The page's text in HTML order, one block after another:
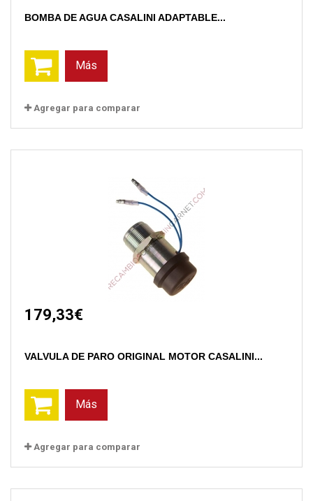
BOMBA DE AGUA CASALINI ADAPTABLE...
Más
Agregar para comparar
179,33€
VALVULA DE PARO ORIGINAL MOTOR CASALINI...
Más
Agregar para comparar